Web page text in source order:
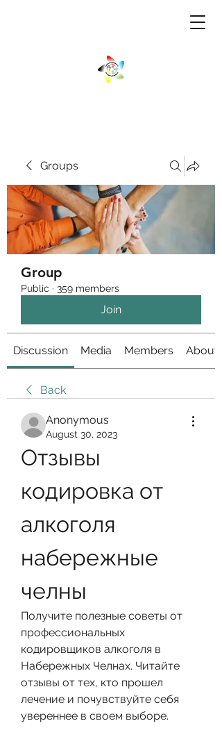
Groups
Group
Public · 359 members
Join
Discussion Media Members About
Back
Anonymous
August 30, 2023
Отзывы
кодировка от
алкоголя
набережные
челны
Получите полезные советы от
профессиональных
кодировщиков алкоголя в
Набережных Челнах. Читайте
отзывы от тех, кто прошел
лечение и почувствуйте себя
увереннее в своем выборе.